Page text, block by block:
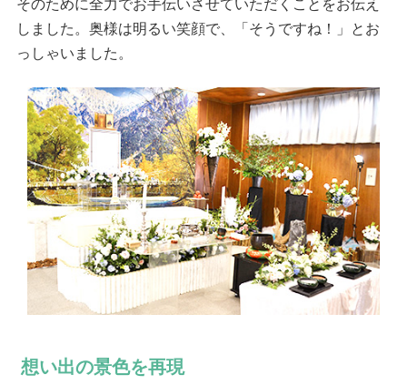
しました。奥様は明るい笑顔で、「そうですね！」とお
っしゃいました。
想い出の景色を再現